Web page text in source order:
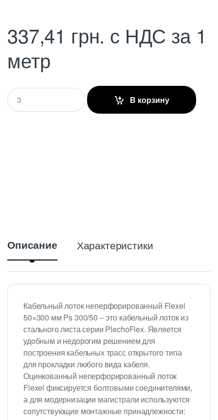
337,41 грн. с НДС за 1
метр
Q
u
a
В корзину
Описание Характеристики
Кабельный лоток неперфорированный Flexel
50×300 мм Ps 300/50 – это кабельный лоток из
стального листа серии PlechoFlex. Является
удобным и недорогим решением для
построения кабельных трасс открытого типа
для прокладки любого вида кабеля.
Оцинкованный неперфорированный лоток
Flexel фиксируется болтовыми соединителями,
а для модернизации магистрали используются
сопутствующие монтажные принадлежности: